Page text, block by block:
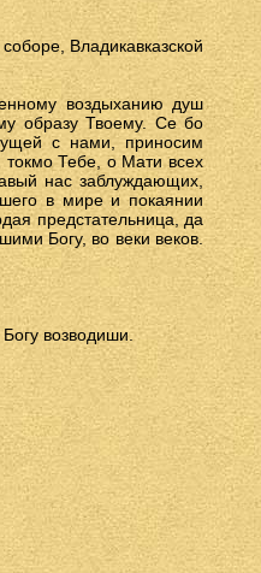
Владикавказской
воздыханию душ
образу Твоему. Се бо
с нами, приносим
Тебе, о Мати всех
нас заблуждающих,
в мире и покаянии
предстательница, да
Богу, во веки веков.
возводиши.